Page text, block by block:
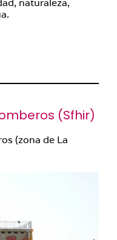
naturaleza,
(Sfhir)
(zona de La